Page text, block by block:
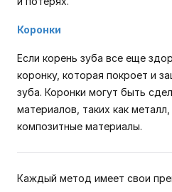
Коронки
Если корень зуба все еще
коронку, которая покроет и
зуба. Коронки могут быть
материалов, таких как
композитные материалы.
Каждый метод имеет свои